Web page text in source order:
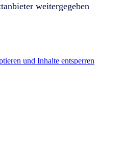
weitergegeben
und Inhalte entsperren